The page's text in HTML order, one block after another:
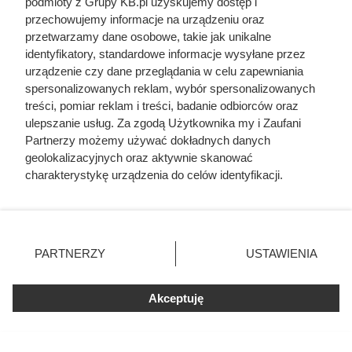
Doprowadził do śmierci większej
liczby ludzi niż Hitler i Stalin
przechowujemy informacje na urządzeniu oraz
przetwarzamy dane osobowe, takie jak unikalne
identyfikatory, standardowe informacje wysyłane przez
urządzenie czy dane przeglądania w celu zapewniania
spersonalizowanych reklam, wybór spersonalizowanych
treści, pomiar reklam i treści, badanie odbiorców oraz
ulepszanie usług. Za zgodą Użytkownika my i Zaufani
Partnerzy możemy używać dokładnych danych
geolokalizacyjnych oraz aktywnie skanować
charakterystykę urządzenia do celów identyfikacji.
zmienić/wycofać klikając przycisk ustawień prywatności
znajdujący się w lewym dolnym rogu strony. Niektóre
użytkownika, ale masz prawo sprzeciwić się takiemu
przetwarzaniu. Preferencje będą miały zastosowania tylko
PARTNERZY USTAWIENIA
Akceptuję